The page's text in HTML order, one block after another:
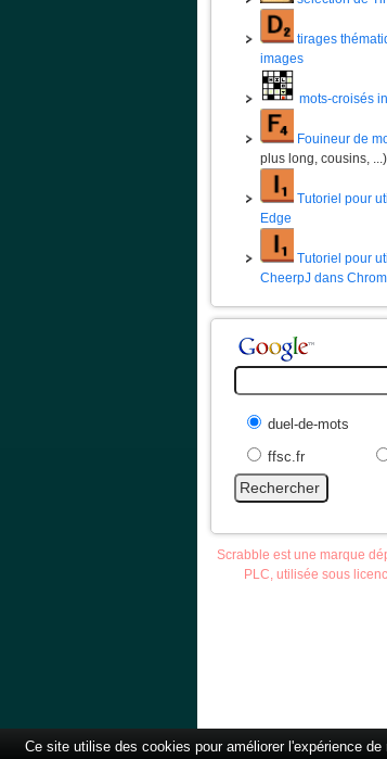
tirages
images
mots-croisés
Fouineur de
plus long, cousins, ...)
Tutoriel pour
Edge
Tutoriel pour
CheerpJ dans
duel-de-mots
ffsc.fr
Scrabble est une marque
PLC, utilisée sous
Ce site utilise des cookies pour améliorer l'expérience